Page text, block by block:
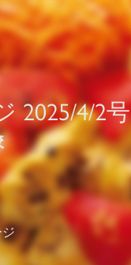
2025/4/2号